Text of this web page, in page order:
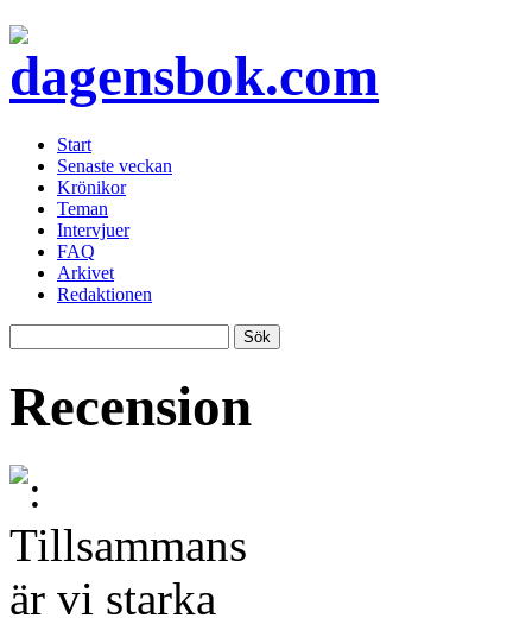
Start
Senaste veckan
Krönikor
Teman
Intervjuer
FAQ
Arkivet
Redaktionen
Recension